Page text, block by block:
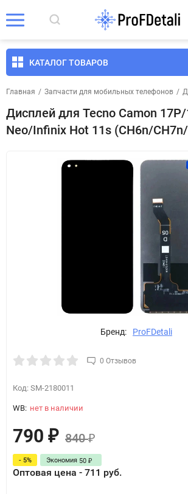
КАТАЛОГ ТОВАРОВ
Главная / Запчасти для мобильных телефонов /
Дисплей для Tecno Camon
Neo/Infinix Hot 11s (CH6n/
Бренд: ProFDetali
0 Отзывов
Код: SM-2180011
WB: нет в наличии
790 ₽ 840₽
- 5% Экономия 50 ₽
Оптовая цена - 711 руб.